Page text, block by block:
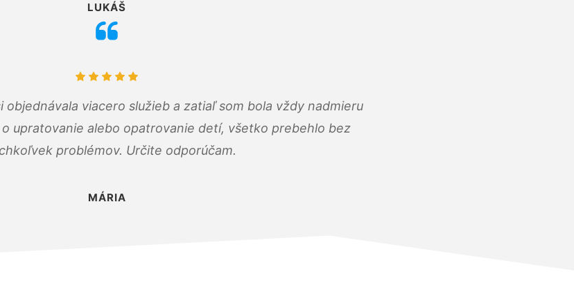
LUKÁŠ
objednávala viacero služieb a zatiaľ som bola vždy nadmieru
o upratovanie alebo opatrovanie detí, všetko prebehlo bez
problémov. Určite odporúčam.
MÁRIA